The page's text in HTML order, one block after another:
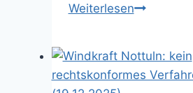
WeiterlesenThönnes:
ist